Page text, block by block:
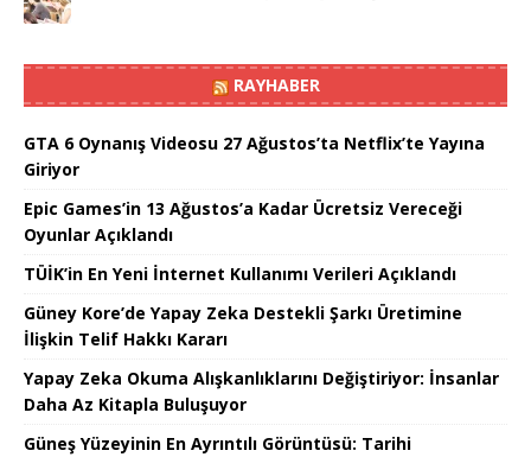
RAYHABER
GTA 6 Oynanış Videosu 27 Ağustos’ta Netflix’te Yayına
Giriyor
Epic Games’in 13 Ağustos’a Kadar Ücretsiz Vereceği
Oyunlar Açıklandı
TÜİK’in En Yeni İnternet Kullanımı Verileri Açıklandı
Güney Kore’de Yapay Zeka Destekli Şarkı Üretimine
İlişkin Telif Hakkı Kararı
Yapay Zeka Okuma Alışkanlıklarını Değiştiriyor: İnsanlar
Daha Az Kitapla Buluşuyor
Güneş Yüzeyinin En Ayrıntılı Görüntüsü: Tarihi